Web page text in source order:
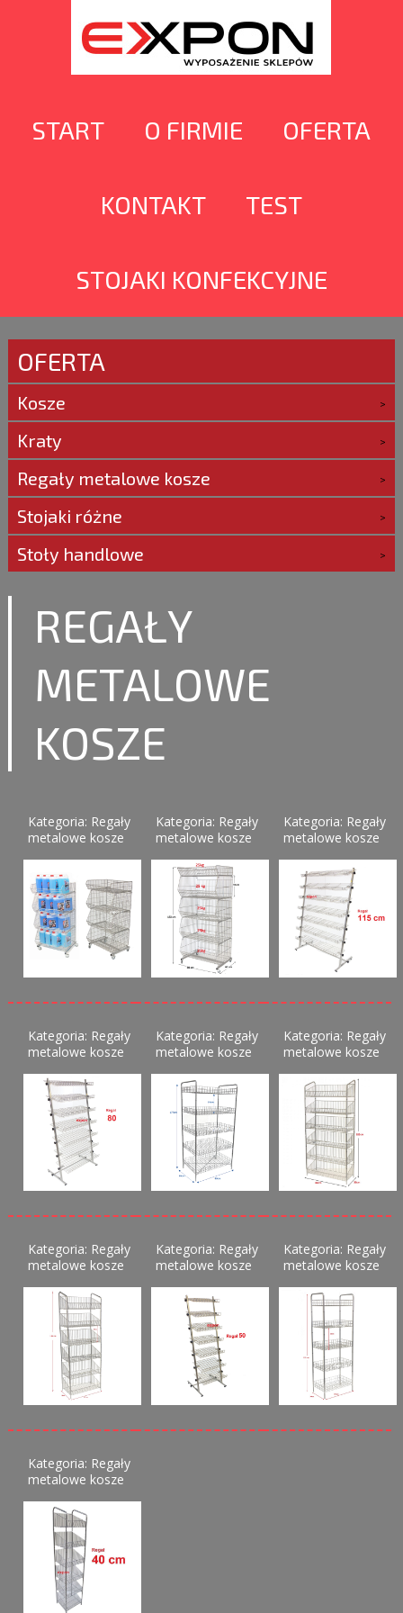
START O FIRMIE OFERTA
KONTAKT TEST
STOJAKI KONFEKCYJNE
OFERTA
Kosze
Kraty
Regały metalowe kosze
Stojaki różne
Stoły handlowe
REGAŁY
METALOWE
KOSZE
Kategoria: Regały
metalowe kosze
Kategoria: Regały
metalowe kosze
Kategoria: Regały
metalowe kosze
Kategoria: Regały
metalowe kosze
Kategoria: Regały
metalowe kosze
Kategoria: Regały
metalowe kosze
Kategoria: Regały
metalowe kosze
Kategoria: Regały
metalowe kosze
Kategoria: Regały
metalowe kosze
Kategoria: Regały
metalowe kosze